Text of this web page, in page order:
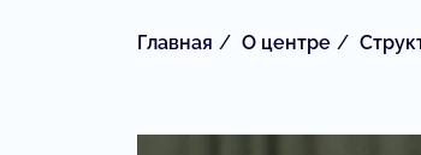
Главная О центре